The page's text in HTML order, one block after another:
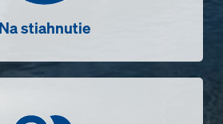
Na stiahnutie